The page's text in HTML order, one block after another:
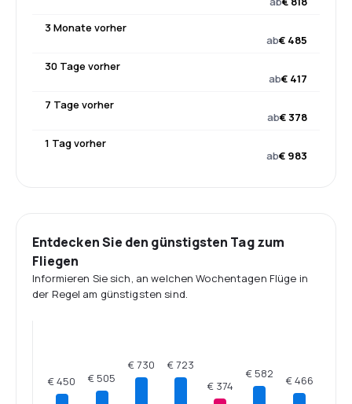
3 Monate vorher
ab€ 485
30 Tage vorher
ab€ 417
7 Tage vorher
ab€ 378
1 Tag vorher
ab€ 983
Entdecken Sie den günstigsten Tag zum
Fliegen
Informieren Sie sich, an welchen Wochentagen Flüge in
der Regel am günstigsten sind.
€ 450 € 505
€ 730 € 723
€ 374
€ 582 € 466